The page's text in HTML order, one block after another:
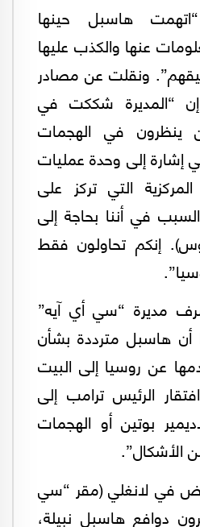
هاسبل حينها
عنها والكذب عليها
ونقلت عن مصادر
إن “المديرة شككت في
ينظرون في الهجمات
إشارة إلى وحدة عمليات
التي تركز على
في أننا بحاجة إلى
إنكم تحاولون فقط
مديرة “سي أي آيه”
أن هاسبل مترددة بشأن
عن روسيا إلى البيت
الرئيس ترامب إلى
بوتين أو الهجمات
الأشكال”.
في لانغلي (مقر “سي
دوافع هاسبل نبيلة،